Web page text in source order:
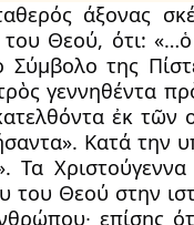
άξονας
Θεού, ότι:
της
γεννηθέντα
ἐκ
Κατά την
Τα
του Θεού στην
επίσης